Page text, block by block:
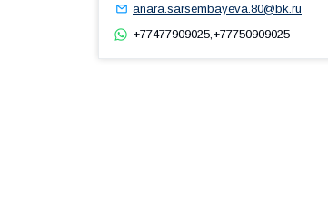
anara.sarsembayeva.80@bk.ru
+77477909025,+77750909025